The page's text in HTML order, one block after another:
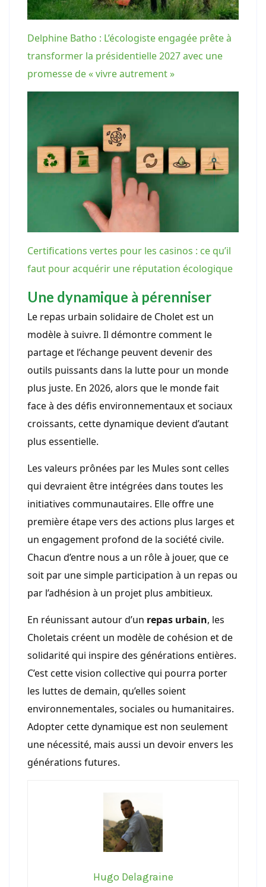
Delphine Batho : L’écologiste engagée prête à
transformer la présidentielle 2027 avec une
promesse de « vivre autrement »
Certifications vertes pour les casinos : ce qu’il
faut pour acquérir une réputation écologique
Une dynamique à pérenniser
Le repas urbain solidaire de Cholet est un
modèle à suivre. Il démontre comment le
partage et l’échange peuvent devenir des
outils puissants dans la lutte pour un monde
plus juste. En 2026, alors que le monde fait
face à des défis environnementaux et sociaux
croissants, cette dynamique devient d’autant
plus essentielle.
Les valeurs prônées par les Mules sont celles
qui devraient être intégrées dans toutes les
initiatives communautaires. Elle offre une
première étape vers des actions plus larges et
un engagement profond de la société civile.
Chacun d’entre nous a un rôle à jouer, que ce
soit par une simple participation à un repas ou
par l’adhésion à un projet plus ambitieux.
En réunissant autour d’un repas urbain, les
Choletais créent un modèle de cohésion et de
solidarité qui inspire des générations entières.
C’est cette vision collective qui pourra porter
les luttes de demain, qu’elles soient
environnementales, sociales ou humanitaires.
Adopter cette dynamique est non seulement
une nécessité, mais aussi un devoir envers les
générations futures.
Hugo Delagraine